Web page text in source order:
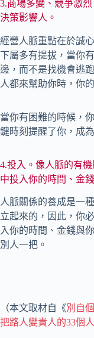
3.商場多變、競爭激
決策影響人。
經營人脈重點在於誠
下屬多有提拔，當你
邊，而不是找機會逃
人都來幫助你時，你
當你有困難的時候，
鍵時刻提醒了你，成
4.投入。像人脈的有
中投入你的時間、金
人脈關係的養成是一
立起來的，因此，你
入你的時間、金錢與
別人一把。
（本文取材自《別自
把路人變貴人的33個